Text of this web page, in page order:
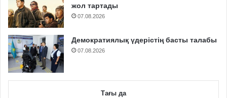
жол тартады
07.08.2026
Демократиялық үдерістің басты талабы
07.08.2026
Тағы да